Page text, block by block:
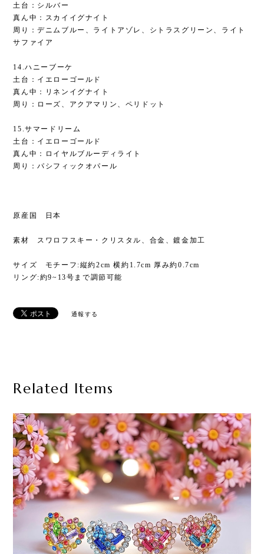
土台：シルバー
真ん中：スカイイグナイト
周り：デニムブルー、ライトアゾレ、シトラスグリーン、ライト
サファイア
14.ハニーブーケ
土台：イエローゴールド
真ん中：リネンイグナイト
周り：ローズ、アクアマリン、ペリドット
15.サマードリーム
土台：イエローゴールド
真ん中：ロイヤルブルーディライト
周り：パシフィックオパール
原産国 日本
素材 スワロフスキー・クリスタル、合金、鍍金加工
サイズ モチーフ:縦約2cm 横約1.7cm 厚み約0.7cm
リング:約9~13号まで調節可能
通報する
Related Items